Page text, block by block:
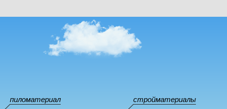
пиломатериал стройматериалы